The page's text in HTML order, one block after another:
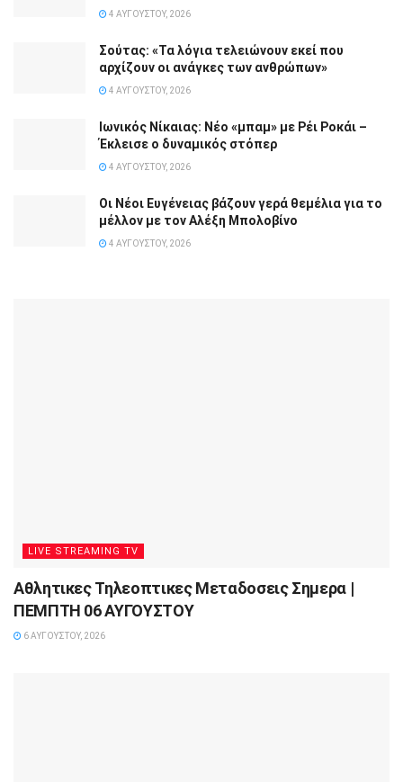
4 ΑΥΓΟΎΣΤΟΥ, 2026
Σούτας: «Τα λόγια τελειώνουν εκεί που
αρχίζουν οι ανάγκες των ανθρώπων»
4 ΑΥΓΟΎΣΤΟΥ, 2026
Ιωνικός Νίκαιας: Νέο «μπαμ» με Ρέι Ροκάι –
Έκλεισε ο δυναμικός στόπερ
4 ΑΥΓΟΎΣΤΟΥ, 2026
Οι Νέοι Ευγένειας βάζουν γερά θεμέλια για το
μέλλον με τον Αλέξη Μπολοβίνο
4 ΑΥΓΟΎΣΤΟΥ, 2026
LIVE STREAMING TV
Αθλητικες Τηλεοπτικες Μεταδοσεις Σημερα |
ΠΕΜΠΤΗ 06 ΑΥΓΟΥΣΤΟΥ
6 ΑΥΓΟΎΣΤΟΥ, 2026